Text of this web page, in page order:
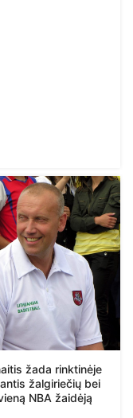
žada rinktinėje
žalgiriečių bei
NBA žaidėją